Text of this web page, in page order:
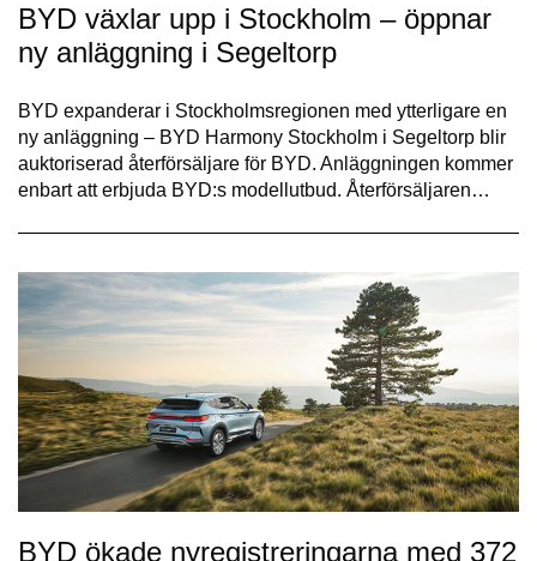
BYD växlar upp i Stockholm – öppnar
ny anläggning i Segeltorp
BYD expanderar i Stockholmsregionen med ytterligare en
ny anläggning – BYD Harmony Stockholm i Segeltorp blir
auktoriserad återförsäljare för BYD. Anläggningen kommer
enbart att erbjuda BYD:s modellutbud. Återförsäljaren…
BYD ökade nyregistreringarna med 372